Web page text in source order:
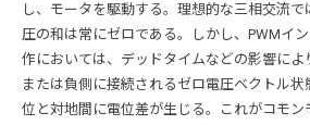
し、モータを駆動する。理想的な三相交流
圧の和は常にゼロである。しかし、PWMイ
作においては、デッドタイムなどの影響によ
または負側に接続されるゼロ電圧ベクトル
位と対地間に電位差が生じる。これがコモ